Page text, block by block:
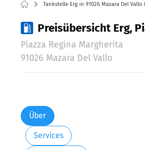
Tankstelle Erg in 91026 Mazara Del
Preisübersicht Erg,
Piazza Regina Margherita
91026 Mazara Del Vallo
Über
Services